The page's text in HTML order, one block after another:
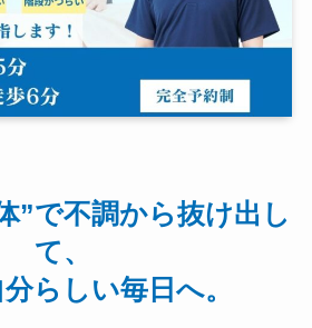
”で不調から抜け出し
て、
らしい毎日へ。